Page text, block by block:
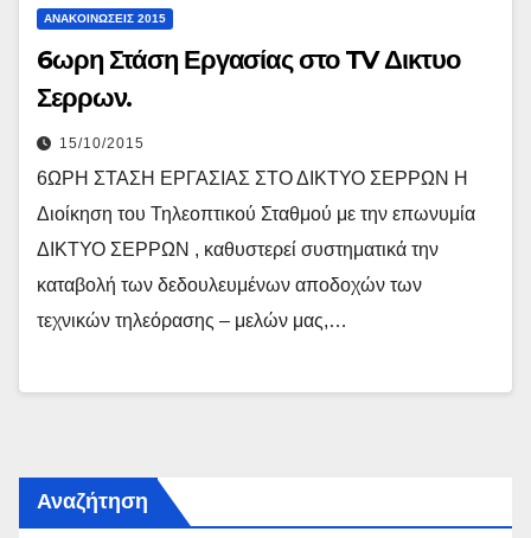
ΑΝΑΚΟΙΝΏΣΕΙΣ 2015
6ωρη Στάση Εργασίας στο TV Δικτυο
Σερρων.
15/10/2015
6ΩΡΗ ΣΤΑΣΗ ΕΡΓΑΣΙΑΣ ΣΤΟ ΔΙΚΤΥΟ ΣΕΡΡΩΝ Η
Διοίκηση του Τηλεοπτικού Σταθμού με την επωνυμία
ΔΙΚΤΥΟ ΣΕΡΡΩΝ , καθυστερεί συστηματικά την
καταβολή των δεδουλευμένων αποδοχών των
τεχνικών τηλεόρασης – μελών μας,…
Αναζήτηση